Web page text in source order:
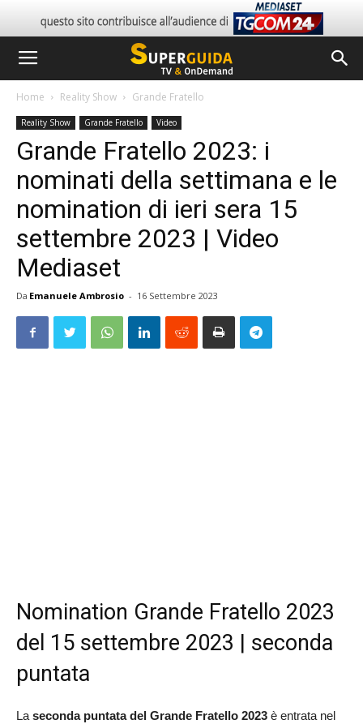
Home Reality Show Grande Fratello
Reality Show Grande Fratello Video
Grande Fratello 2023: i
nominati della settimana e le
nomination di ieri sera 15
settembre 2023 | Video
Mediaset
Da Emanuele Ambrosio - 16 Settembre 2023
Nomination Grande Fratello 2023
del 15 settembre 2023 | seconda
puntata
Laseconda puntata del Grande Fratello 2023 è entrata nel